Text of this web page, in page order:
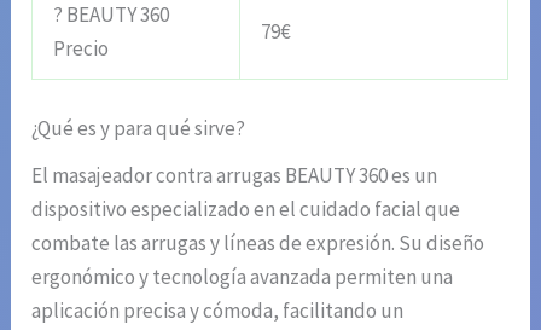
? BEAUTY 360
Precio
79€
¿Qué es y para qué sirve?
El masajeador contra arrugas BEAUTY 360 es un
dispositivo especializado en el cuidado facial que
combate las arrugas y líneas de expresión. Su diseño
ergonómico y tecnología avanzada permiten una
aplicación precisa y cómoda, facilitando un